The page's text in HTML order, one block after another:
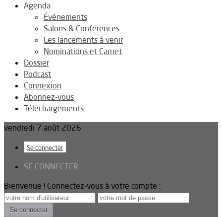
Agenda
Événements
Salons & Conférences
Les lancements à venir
Nominations et Carnet
Dossier
Podcast
Connexion
Abonnez-vous
Téléchargements
vendredi 7 août 2026
Se connecter
SE CONNECTER
Bienvenue ! Connectez-vous à votre compte :